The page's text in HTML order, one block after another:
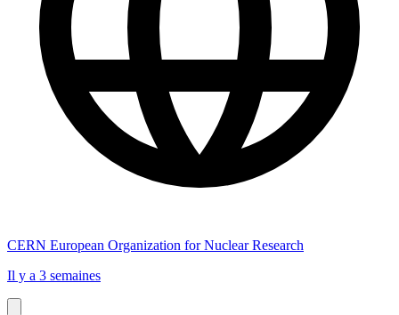
CERN European Organization for Nuclear Research
Il y a 3 semaines